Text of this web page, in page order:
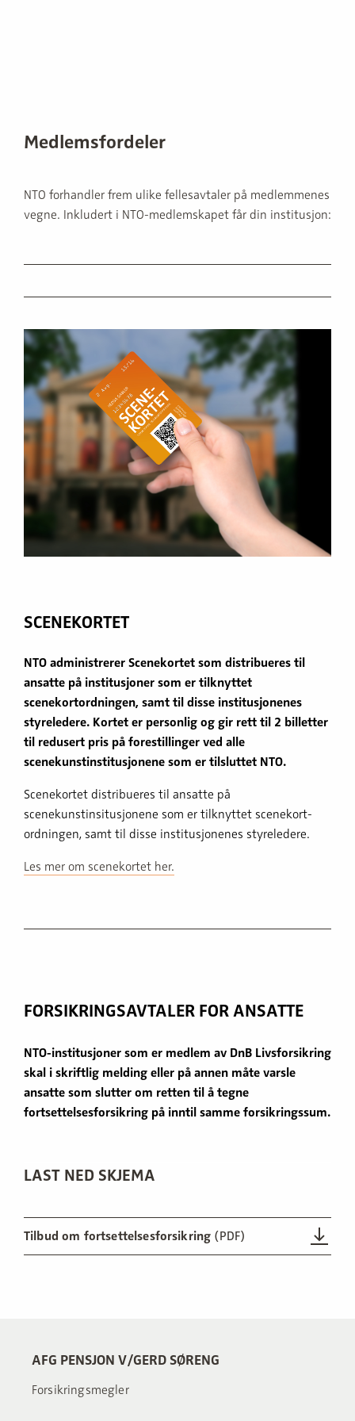
Medlemsfordeler
NTO forhandler frem ulike fellesavtaler på medlemmenes
vegne. Inkludert i NTO-medlemskapet får din institusjon:
SCENEKORTET
NTO administrerer Scenekortet som distribueres til
ansatte på institusjoner som er tilknyttet
scenekortordningen, samt til disse institusjonenes
styreledere. Kortet er personlig og gir rett til 2 billetter
til redusert pris på forestillinger ved alle
scenekunstinstitusjonene som er tilsluttet NTO.
Scenekortet distribueres til ansatte på
scenekunstinsitusjonene som er tilknyttet scenekort-
ordningen, samt til disse institusjonenes styreledere.
Les mer om scenekortet her.
FORSIKRINGSAVTALER FOR ANSATTE
NTO-institusjoner som er medlem av DnB Livsforsikring
skal i skriftlig melding eller på annen måte varsle
ansatte som slutter om retten til å tegne
fortsettelsesforsikring på inntil samme forsikringssum.
LAST NED SKJEMA
Tilbud om fortsettelsesforsikring (PDF)
AFG PENSJON V/GERD SØRENG
Forsikringsmegler